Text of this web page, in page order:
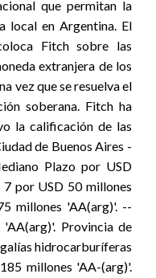
que permitan la
local en Argentina. El
Fitch sobre las
extranjera de los
vez que se resuelva el
soberana. Fitch ha
la calificación de las
de Buenos Aires -
Plazo por USD
por USD 50 millones
millones 'AA(arg)'. --
Provincia de
hidrocarburíferas
millones 'AA-(arg)'.